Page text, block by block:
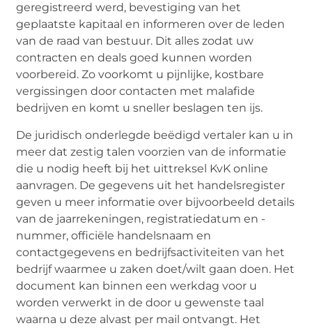
geregistreerd werd, bevestiging van het
geplaatste kapitaal en informeren over de leden
van de raad van bestuur. Dit alles zodat uw
contracten en deals goed kunnen worden
voorbereid. Zo voorkomt u pijnlijke, kostbare
vergissingen door contacten met malafide
bedrijven en komt u sneller beslagen ten ijs.
De juridisch onderlegde beëdigd vertaler kan u in
meer dat zestig talen voorzien van de informatie
die u nodig heeft bij het uittreksel KvK online
aanvragen. De gegevens uit het handelsregister
geven u meer informatie over bijvoorbeeld details
van de jaarrekeningen, registratiedatum en -
nummer, officiële handelsnaam en
contactgegevens en bedrijfsactiviteiten van het
bedrijf waarmee u zaken doet/wilt gaan doen. Het
document kan binnen een werkdag voor u
worden verwerkt in de door u gewenste taal
waarna u deze alvast per mail ontvangt. Het